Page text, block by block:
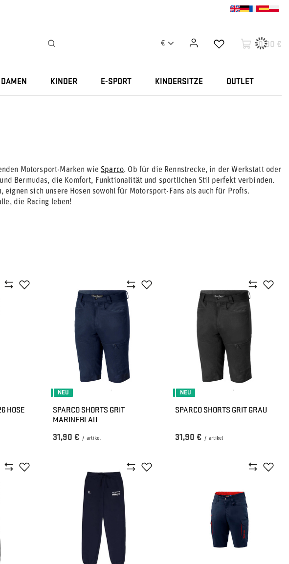
€ 0,00 €
DAMEN KINDER E-SPORT KINDERSITZE OUTLET
Motorsport-Marken wie Sparco. Ob für die Rennstrecke, in der Werkstatt oder
Bermudas, die Komfort, Funktionalität und sportlichen Stil perfekt verbinden.
sich unsere Hosen sowohl für Motorsport-Fans als auch für Profis.
die Racing leben!
HOSE
NEU
SPARCO SHORTS GRIT
MARINEBLAU
31,90 € / artikel
NEU
SPARCO SHORTS GRIT GRAU
31,90 € / artikel